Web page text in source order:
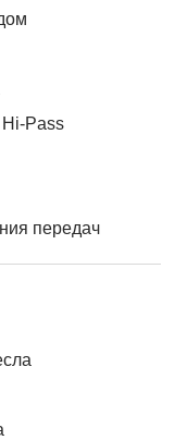
Hi-Pass
передач